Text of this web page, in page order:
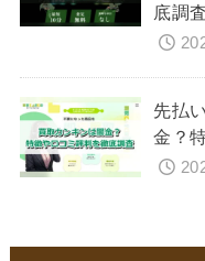
底調査
先払
金？